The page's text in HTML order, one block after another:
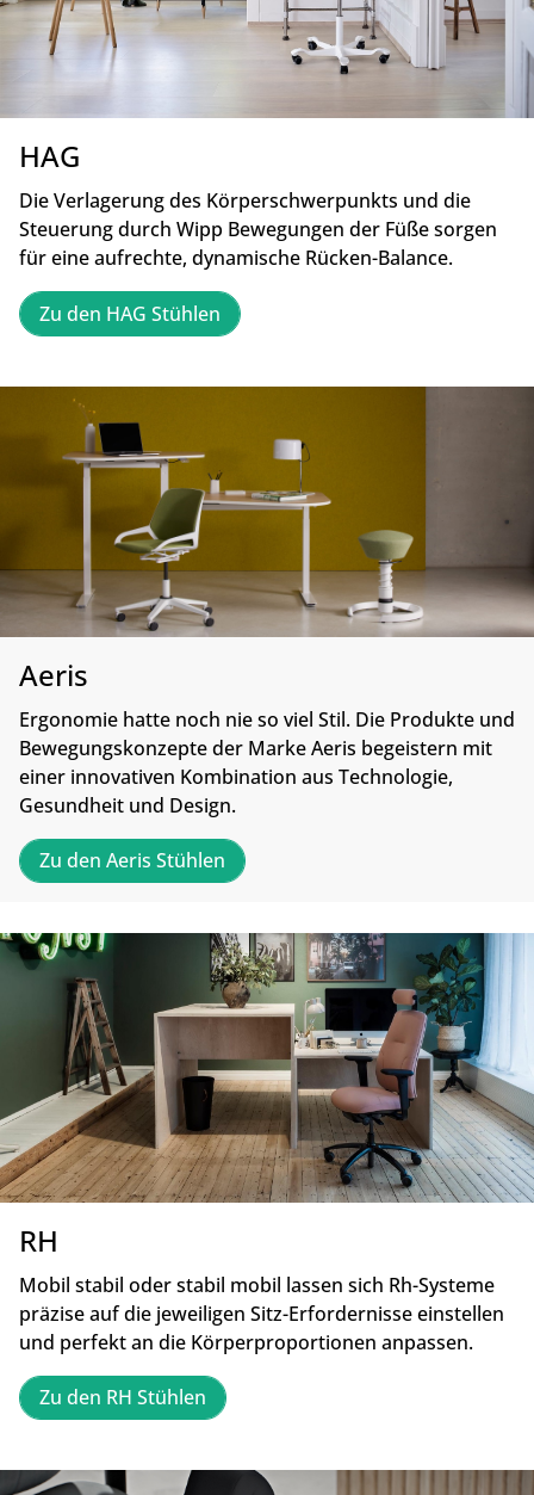
HAG
Die Verlagerung des Körperschwerpunkts und die
Steuerung durch Wipp Bewegungen der Füße sorgen
für eine aufrechte, dynamische Rücken-Balance.
Zu den HAG Stühlen
Aeris
Ergonomie hatte noch nie so viel Stil. Die Produkte und
Bewegungskonzepte der Marke Aeris begeistern mit
einer innovativen Kombination aus Technologie,
Gesundheit und Design.
Zu den Aeris Stühlen
RH
Mobil stabil oder stabil mobil lassen sich Rh-Systeme
präzise auf die jeweiligen Sitz-Erfordernisse einstellen
und perfekt an die Körperproportionen anpassen.
Zu den RH Stühlen